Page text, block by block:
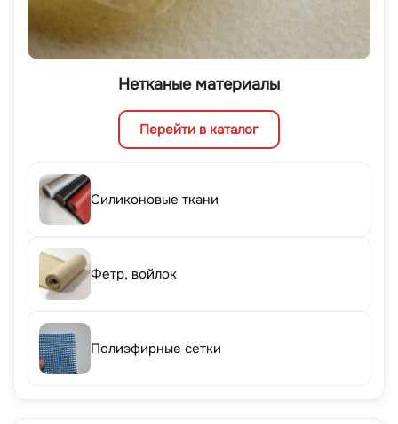
Нетканые материалы
Перейти в каталог
Силиконовые ткани
Фетр, войлок
Полиэфирные сетки